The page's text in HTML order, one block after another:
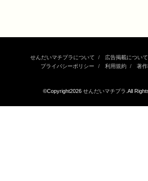
せんだいマチプラについて 広告掲載について
プライバシーポリシー
利用規約 著
©Copyright2026 せんだいマチプラ .All